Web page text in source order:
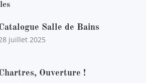
Salle de Bains
juillet 2025
Ouverture !